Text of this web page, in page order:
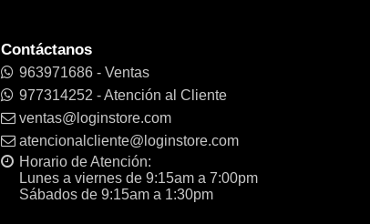
Contáctanos
963971686 - Ventas
977314252 - Atención al Cliente
ventas@loginstore.com
atencionalcliente@loginstore.com
Horario de Atención:
Lunes a viernes de 9:15am a 7:00pm
Sábados de 9:15am a 1:30pm